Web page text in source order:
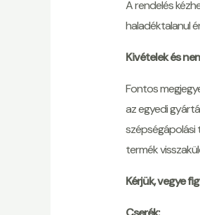
A rendelés
haladéktalanul
Kivételek és
Fontos
az egyedi
szépségápolási
termék
Kérjük, vegye